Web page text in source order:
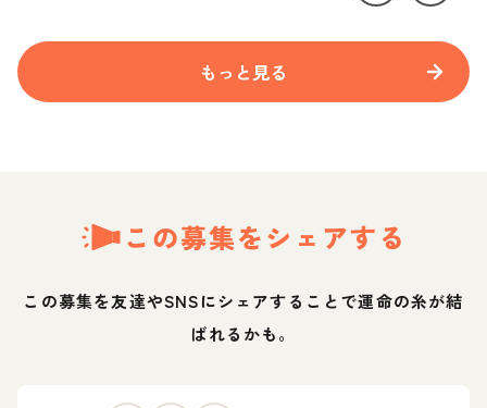
もっと見る
この募集をシェアする
この募集を友達やSNSにシェアすることで運命の糸が結
ばれるかも。